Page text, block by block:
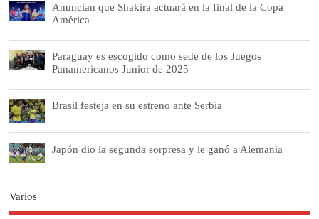
Anuncian que Shakira actuará en la final de la Copa
América
Paraguay es escogido como sede de los Juegos
Panamericanos Junior de 2025
Brasil festeja en su estreno ante Serbia
Japón dio la segunda sorpresa y le ganó a Alemania
Varios